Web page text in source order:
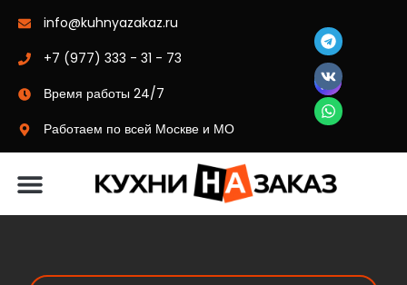
info@kuhnyazakaz.ru
+7 (977) 333 - 31 - 73
Время работы 24/7
Работаем по всей Москве и МО